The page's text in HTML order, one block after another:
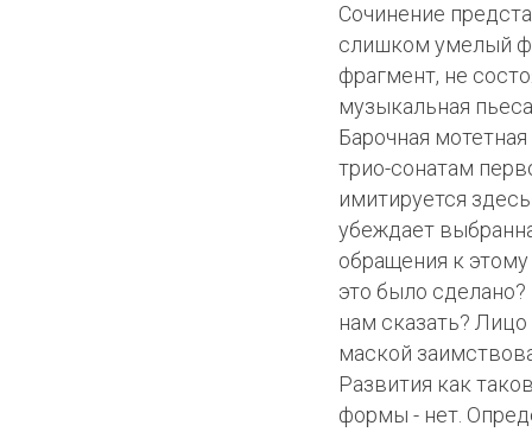
Сочинение
слишком умелый
фрагмент, не
музыкальная
Барочная
трио-сонатам
имитируется
убеждает
обращения к
это было
нам сказать? Лицо
маской
Развития как
формы - нет.